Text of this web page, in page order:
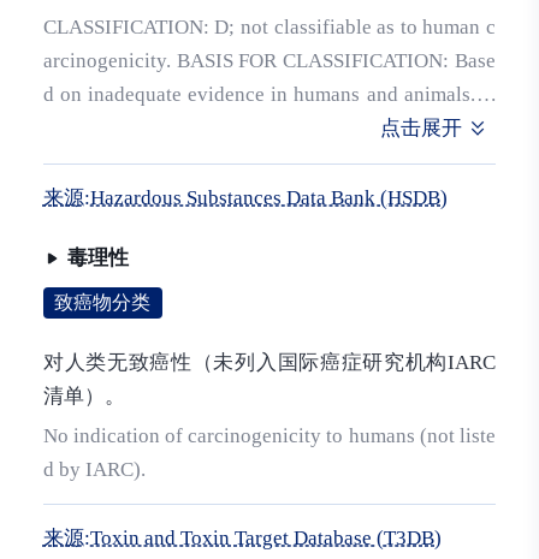
CLASSIFICATION: D; not classifiable as to human c
arcinogenicity. BASIS FOR CLASSIFICATION: Base
d on inadequate evidence in humans and animals. H
UMAN CARCINOGENICITY DATA: Inadequate. AN
IMAL CARCINOGENICITY DATA: Inadequate. /Zin
c and compounds/
点击展开
来源:Hazardous Substances Data Bank (HSDB)
毒理性
致癌物分类
对人类无致癌性（未列入国际癌症研究机构IARC
清单）。
No indication of carcinogenicity to humans (not liste
d by IARC).
来源:Toxin and Toxin Target Database (T3DB)